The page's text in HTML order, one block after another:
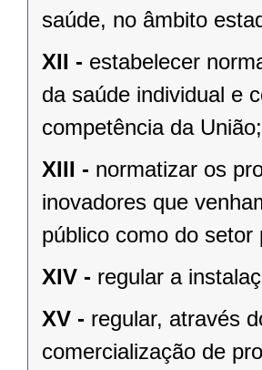
saúde, no âmbito
XII - estabelecer
da saúde individual e
competência da União;
XIII - normatizar os
inovadores que
público como do setor
XIV - regular a
XV - regular, através
comercialização de